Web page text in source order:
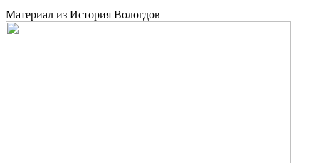
Материал из История Вологдов